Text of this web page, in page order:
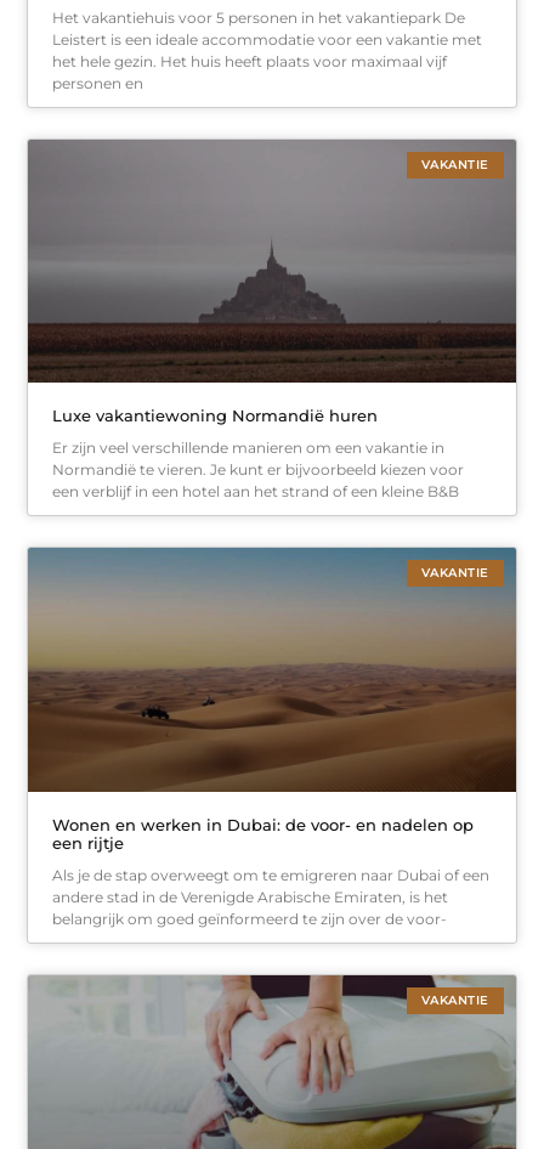
Het vakantiehuis voor 5 personen in het vakantiepark De
Leistert is een ideale accommodatie voor een vakantie met
het hele gezin. Het huis heeft plaats voor maximaal vijf
personen en
VAKANTIE
Luxe vakantiewoning Normandië huren
Er zijn veel verschillende manieren om een vakantie in
Normandië te vieren. Je kunt er bijvoorbeeld kiezen voor
een verblijf in een hotel aan het strand of een kleine B&B
VAKANTIE
Wonen en werken in Dubai: de voor- en nadelen op
een rijtje
Als je de stap overweegt om te emigreren naar Dubai of een
andere stad in de Verenigde Arabische Emiraten, is het
belangrijk om goed geïnformeerd te zijn over de voor-
VAKANTIE